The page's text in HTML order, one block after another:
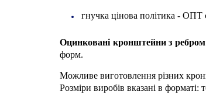
гнучка цінова політика - ОПТ
Оцинковані кронштейни з ребром
форм.
Можливе виготовлення різних
Розміри виробів вказані в форматі: